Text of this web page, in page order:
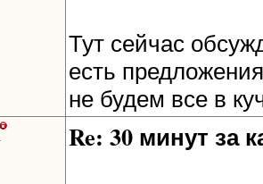
Тут сейчас
есть
не будем все в
Re: 30 минут за